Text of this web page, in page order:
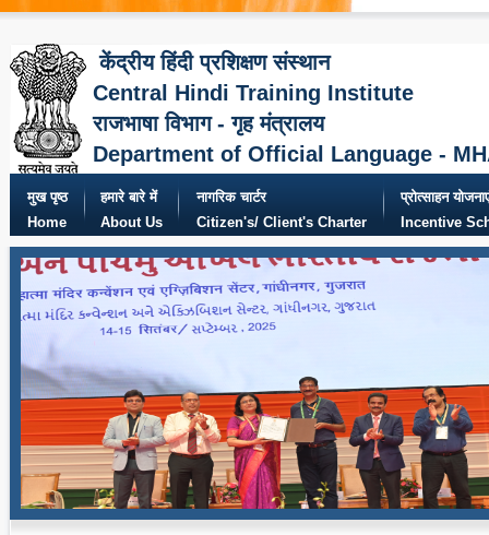
केंद्रीय हिंदी प्रशिक्षण संस्थान
Central Hindi Training Institute
राजभाषा विभाग - गृह मंत्रालय
Department of Official Language -
मुख पृष्ठ
Home
हमारे बारे में
About Us
नागरिक चार्टर
Citizen's/ Client's Charter
प्रोत्साहन
Incentive